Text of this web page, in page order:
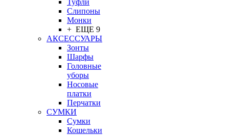
Туфли
Слипоны
Монки
+ ЕЩЕ 9
АКСЕССУАРЫ
Зонты
Шарфы
Головные
уборы
Носовые
платки
Перчатки
СУМКИ
Сумки
Кошельки